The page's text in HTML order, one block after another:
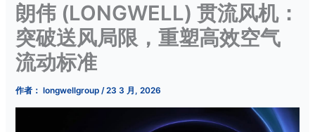
朗伟 (LONGWELL) 贯流风机：
突破送风局限，重塑高效空气
流动标准
作者： longwellgroup/23 3 月, 2026